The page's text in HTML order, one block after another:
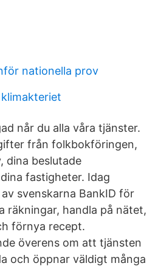
nationella prov
når du alla våra tjänster.
från folkbokföringen,
dina beslutade
fastigheter. Idag
svenskarna BankID för
räkningar, handla på nätet,
förnya recept.
överens om att tjänsten
och öppnar väldigt många